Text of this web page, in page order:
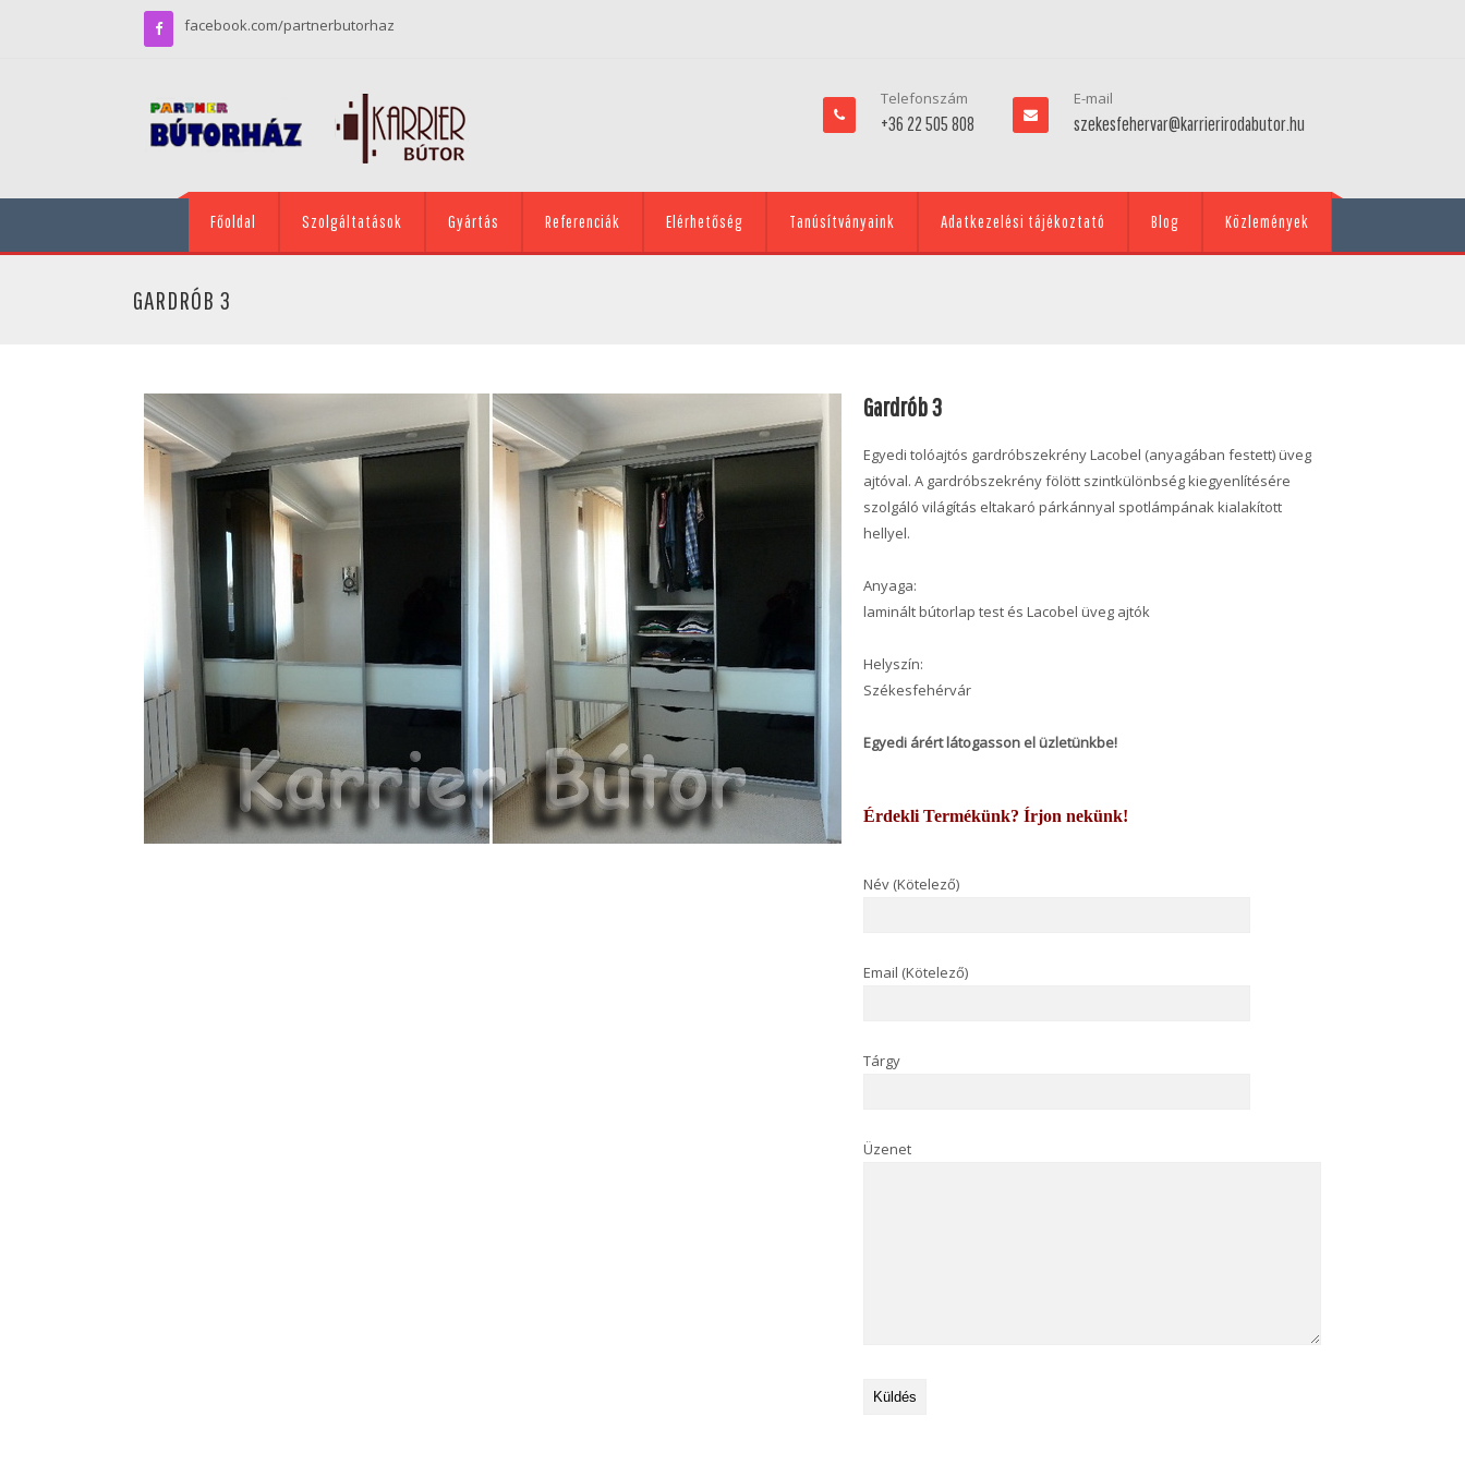
facebook.com/partnerbutorhaz
Telefonszám
+36 22 505 808
E-mail
szekesfehervar@karrierirodabutor.hu
Főoldal Szolgáltatások Gyártás Referenciák Elérhetőség Tanúsítványaink Adatkezelési tájékoztató Blog Közlemények
GARDRÓB 3
Gardrób 3
Egyedi tolóajtós gardróbszekrény Lacobel (anyagában festett) üveg
ajtóval. A gardróbszekrény fölött szintkülönbség kiegyenlítésére
szolgáló világítás eltakaró párkánnyal spotlámpának kialakított
hellyel.
Anyaga:
laminált bútorlap test és Lacobel üveg ajtók
Helyszín:
Székesfehérvár
Egyedi árért látogasson el üzletünkbe!
Érdekli Termékünk? Írjon nekünk!
Név (Kötelező)
Email (Kötelező)
Tárgy
Üzenet